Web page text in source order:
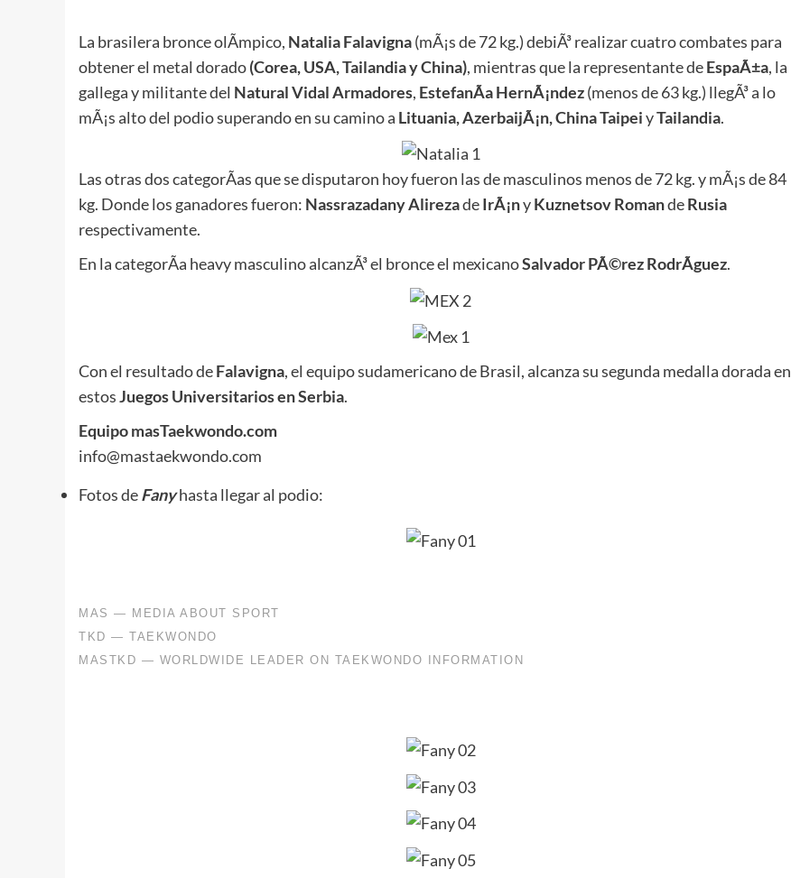
La brasilera bronce olÃ­mpico, Natalia Falavigna(mÃ¡s de 72 kg.) debiÃ³ realizar cuatro combates para
obtener el metal dorado(Corea, USA, Tailandia y China), mientras que la representante deEspaÃ±a, la
gallega y militante del Natural Vidal Armadores, EstefanÃ­a HernÃ¡ndez(menos de 63 kg.) llegÃ³ a lo
mÃ¡s alto del podio superando en su camino a Lituania, AzerbaijÃ¡n, China TaipeiyTailandia.
Las otras dos categorÃ­as que se disputaron hoy fueron las de masculinos menos de 72 kg. y mÃ¡s de 84
kg. Donde los ganadores fueron: Nassrazadany AlirezadeIrÃ¡nyKuznetsov RomandeRusia
respectivamente.
En la categorÃ­a heavy masculino alcanzÃ³ el bronce el mexicanoSalvador PÃ©rez RodrÃ­guez.
Con el resultado deFalavigna, el equipo sudamericano de Brasil, alcanza su segunda medalla dorada en
estosJuegos Universitarios en Serbia.
Equipo masTaekwondo.com
info@mastaekwondo.com
Fotos deFanyhasta llegar al podio: